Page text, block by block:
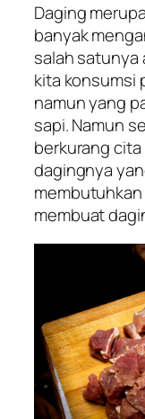
Daging
banyak
salah satunya
kita konsumsi
namun yang
sapi. Namun
berkurang
dagingnya
membuat